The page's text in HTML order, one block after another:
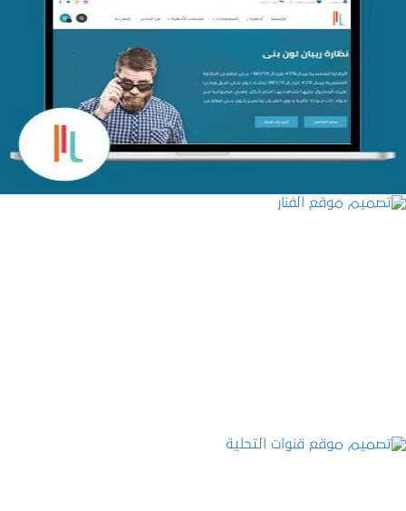
تصميم متجر اي كير
التفاصيل